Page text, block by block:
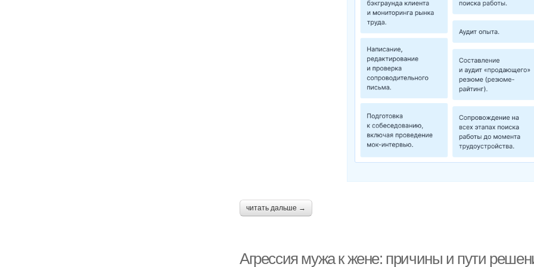
читать дальше →
Агрессия мужа к жене: причины и пути